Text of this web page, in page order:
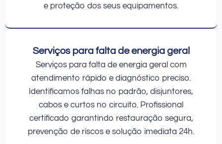
e proteção dos seus equipamentos.
Serviços para falta de energia geral
Serviços para falta de energia geral com
atendimento rápido e diagnóstico preciso.
Identificamos falhas no padrão, disjuntores,
cabos e curtos no circuito. Profissional
certificado garantindo restauração segura,
prevenção de riscos e solução imediata 24h.